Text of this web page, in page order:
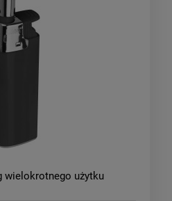
wielokrotnego użytku